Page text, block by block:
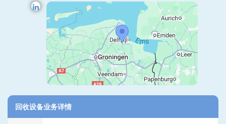
回收设备业务详情